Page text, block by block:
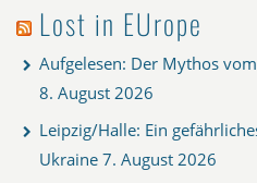
Lost in EUrope
Aufgelesen: Der Mythos
8. August 2026
Leipzig/Halle: Ein
Ukraine 7. August 2026